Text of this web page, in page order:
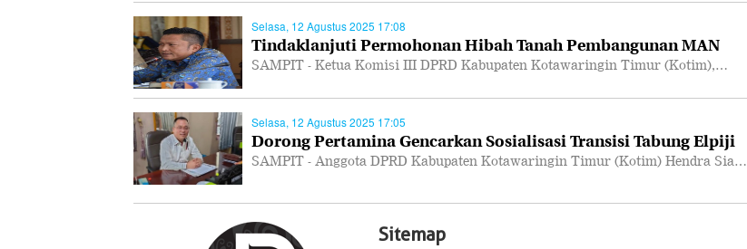
Selasa, 12 Agustus 2025 17:08
Tindaklanjuti Permohonan Hibah Tanah Pembangunan MAN
SAMPIT - Ketua Komisi III DPRD Kabupaten Kotawaringin Timur (Kotim),…
Selasa, 12 Agustus 2025 17:05
Dorong Pertamina Gencarkan Sosialisasi Transisi Tabung Elpiji
SAMPIT - Anggota DPRD Kabupaten Kotawaringin Timur (Kotim) Hendra Sia…
Sitemap